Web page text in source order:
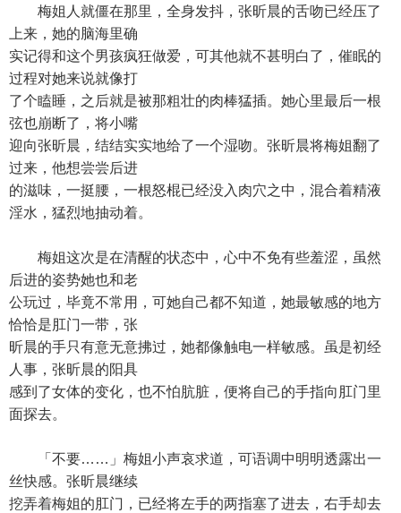
梅姐人就僵在那里，全身发抖，张昕晨的舌吻已经压了
上来，她的脑海里确
实记得和这个男孩疯狂做爱，可其他就不甚明白了，催眠的
过程对她来说就像打
了个瞌睡，之后就是被那粗壮的肉棒猛插。她心里最后一根
弦也崩断了，将小嘴
迎向张昕晨，结结实实地给了一个湿吻。张昕晨将梅姐翻了
过来，他想尝尝后进
的滋味，一挺腰，一根怒棍已经没入肉穴之中，混合着精液
淫水，猛烈地抽动着。
梅姐这次是在清醒的状态中，心中不免有些羞涩，虽然
后进的姿势她也和老
公玩过，毕竟不常用，可她自己都不知道，她最敏感的地方
恰恰是肛门一带，张
昕晨的手只有意无意拂过，她都像触电一样敏感。虽是初经
人事，张昕晨的阳具
感到了女体的变化，也不怕肮脏，便将自己的手指向肛门里
面探去。
「不要……」梅姐小声哀求道，可语调中明明透露出一
丝快感。张昕晨继续
挖弄着梅姐的肛门，已经将左手的两指塞了进去，右手却去